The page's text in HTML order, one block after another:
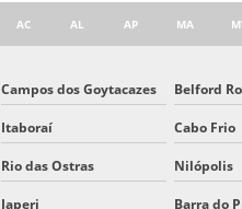
AC AL AP MA
Campos dos Goytacazes Belford
Itaboraí Cabo Frio
Rio das Ostras Nilópolis
Japeri Barra do